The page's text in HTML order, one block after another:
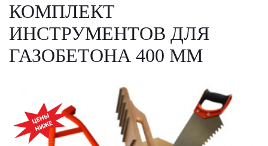
КОМПЛЕКТ
ИНСТРУМЕНТОВ ДЛЯ
ГАЗОБЕТОНА 400 ММ
АКЦИЯ!